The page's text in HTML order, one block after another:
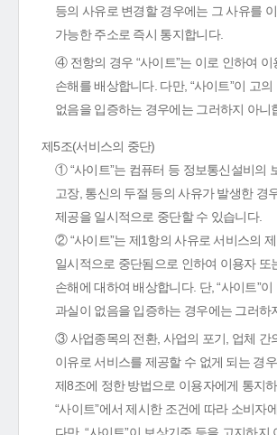
등의 사유로 변경할 경우에는 그 사유를
가능한 주소로 즉시 통지합니다.
④ 전항의 경우 “사이트”는 이로 인하여 이
손해를 배상합니다. 다만, “사이트”이 고의
없음을 입증하는 경우에는 그러하지 아니
제5조(서비스의 중단)
① “사이트”는 컴퓨터 등 정보통신설비의
고장, 통신의 두절 등의 사유가 발생한 경
제공을 일시적으로 중단할 수 있습니다.
② “사이트”는 제1항의 사유로 서비스의
일시적으로 중단됨으로 인하여 이용자 또
손해에 대하여 배상합니다. 단, “사이트”
과실이 없음을 입증하는 경우에는 그러하
③ 사업종목의 전환, 사업의 포기, 업체 간
이유로 서비스를 제공할 수 없게 되는 경
제8조에 정한 방법으로 이용자에게 통지
“사이트”에서 제시한 조건에 따라 소비자